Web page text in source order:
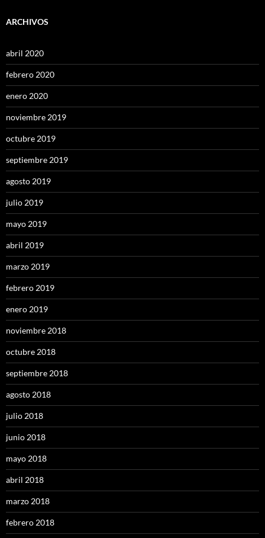
ARCHIVOS
abril 2020
febrero 2020
enero 2020
noviembre 2019
octubre 2019
septiembre 2019
agosto 2019
julio 2019
mayo 2019
abril 2019
marzo 2019
febrero 2019
enero 2019
noviembre 2018
octubre 2018
septiembre 2018
agosto 2018
julio 2018
junio 2018
mayo 2018
abril 2018
marzo 2018
febrero 2018